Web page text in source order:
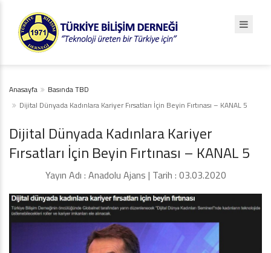
Anasayfa
Basında TBD
Dijital Dünyada Kadınlara Kariyer Fırsatları İçin Beyin Fırtınası – KANAL 5
Dijital Dünyada Kadınlara Kariyer
Fırsatları İçin Beyin Fırtınası – KANAL 5
Yayın Adı : Anadolu Ajans | Tarih : 03.03.2020